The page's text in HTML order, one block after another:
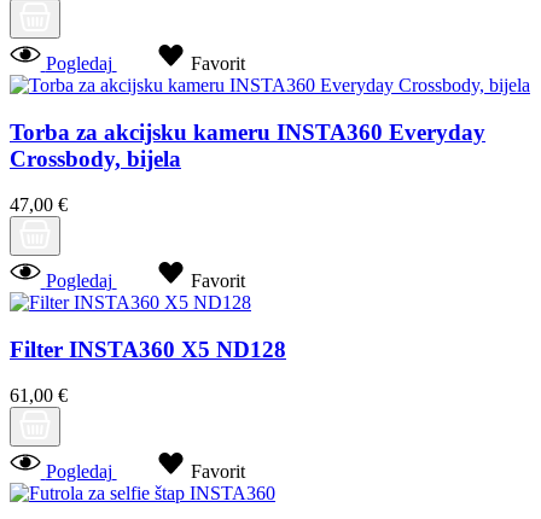
Pogledaj Favorit
Torba za akcijsku kameru INSTA360 Everyday
Crossbody, bijela
47,00 €
Pogledaj Favorit
Filter INSTA360 X5 ND128
61,00 €
Pogledaj Favorit